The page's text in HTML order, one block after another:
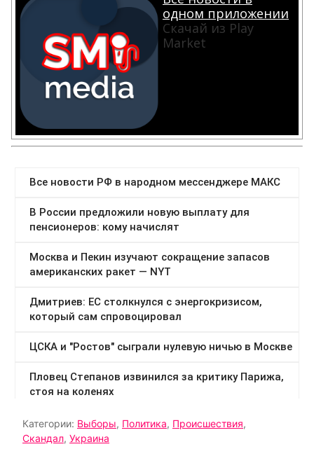
одном приложении
Скачай из Play
Market
Категории: Выборы, Политика, Происшествия,
Скандал, Украина